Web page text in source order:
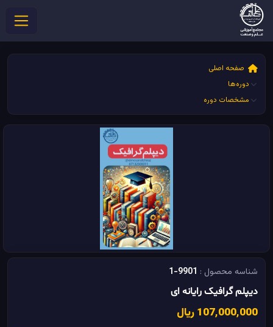
صفحه اصلی
دوره‌ها
مشخصات دوره
شناسه محصول : 9901-1
دیپلم گرافیک رایانه ای
107٬000٬000 ریال